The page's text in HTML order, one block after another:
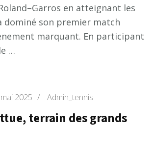
en atteignant les
dominé son premier match
marquant. En participant
…
2025 / Admin_tennis
terrain des grands